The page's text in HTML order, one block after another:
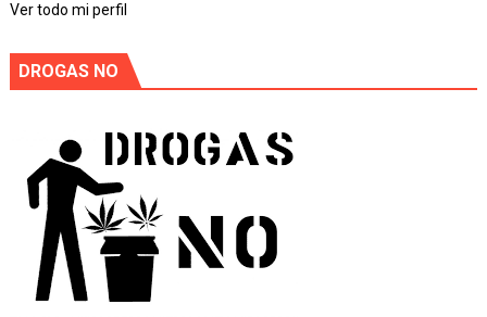
Ver todo mi perfil
DROGAS NO